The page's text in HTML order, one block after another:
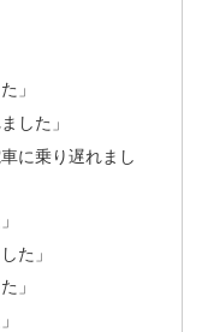
」
した」
に乗り遅れまし
た」
」